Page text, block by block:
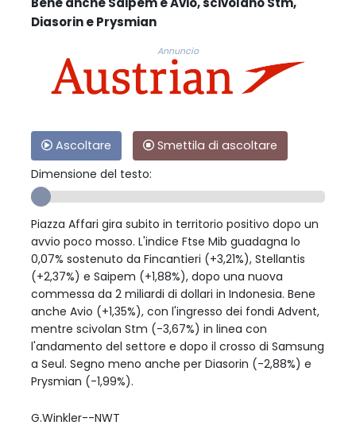
Diasorin e Prysmian
Annuncio
Ascoltare
Smettila di ascoltare
Dimensione del testo:
Piazza Affari gira subito in territorio positivo dopo un
avvio poco mosso. L'indice Ftse Mib guadagna lo
0,07% sostenuto da Fincantieri (+3,21%), Stellantis
(+2,37%) e Saipem (+1,88%), dopo una nuova
commessa da 2 miliardi di dollari in Indonesia. Bene
anche Avio (+1,35%), con l'ingresso dei fondi Advent,
mentre scivolan Stm (-3,67%) in linea con
l'andamento del settore e dopo il crosso di Samsung
a Seul. Segno meno anche per Diasorin (-2,88%) e
Prysmian (-1,99%).
G.Winkler--NWT